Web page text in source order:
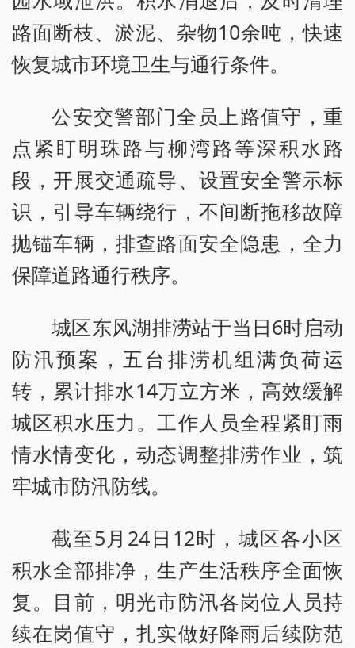
路面断枝、淤泥、杂物10余吨，快速
恢复城市环境卫生与通行条件。
公安交警部门全员上路值守，重
点紧盯明珠路与柳湾路等深积水路
段，开展交通疏导、设置安全警示标
识，引导车辆绕行，不间断拖移故障
抛锚车辆，排查路面安全隐患，全力
保障道路通行秩序。
城区东风湖排涝站于当日6时启动
防汛预案，五台排涝机组满负荷运
转，累计排水14万立方米，高效缓解
城区积水压力。工作人员全程紧盯雨
情水情变化，动态调整排涝作业，筑
牢城市防汛防线。
截至5月24日12时，城区各小区
积水全部排净，生产生活秩序全面恢
复。目前，明光市防汛各岗位人员持
续在岗值守，扎实做好降雨后续防范